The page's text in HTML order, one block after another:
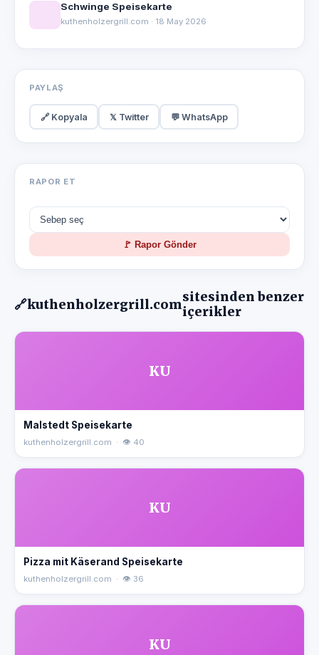
Schwinge Speisekarte
kuthenholzergrill.com · 18 May 2026
PAYLAŞ
🔗 Kopyala 𝕏 Twitter 💬 WhatsApp
RAPOR ET
🚩 Rapor Gönder
🔗kuthenholzergrill.comsitesinden benzer
içerikler
KU
Malstedt Speisekarte
kuthenholzergrill.com · 👁 40
KU
Pizza mit Käserand Speisekarte
kuthenholzergrill.com · 👁 36
KU